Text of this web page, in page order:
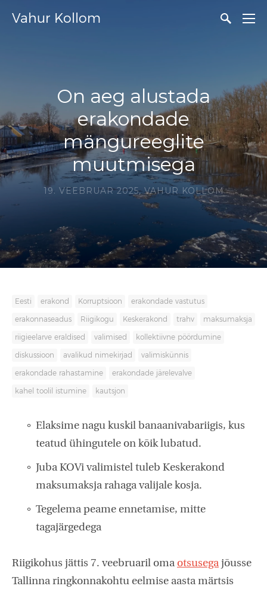
Vahur Kollom
On aeg alustada
erakondade
mängureeglite
muutmisega
19. VEEBRUAR 2025,VAHUR KOLLOM
Eesti erakond Korruptsioon erakondade vastutus
erakonnaseadus Riigikogu Keskerakond trahv maksumaksja
riigieelarve eraldised valimised kollektiivne pöördumine
diskussioon avalikud nimekirjad valimiskünnis
erakondade rahastamine erakondade järelevalve
kahel toolil istumine kautsjon
Elaksime nagu kuskil banaanivabariigis, kus
teatud ühingutele on kõik lubatud.
Juba KOVi valimistel tuleb Keskerakond
maksumaksja rahaga valijale kosja.
Tegelema peame ennetamise, mitte
tagajärgedega
Riigikohus jättis 7. veebruaril oma otsusegajõusse
Tallinna ringkonnakohtu eelmise aasta märtsis